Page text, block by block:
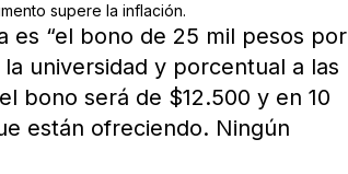
supere la inflación.
es “el bono de 25 mil pesos por
universidad y porcentual a las
bono será de $12.500 y en 10
están ofreciendo. Ningún